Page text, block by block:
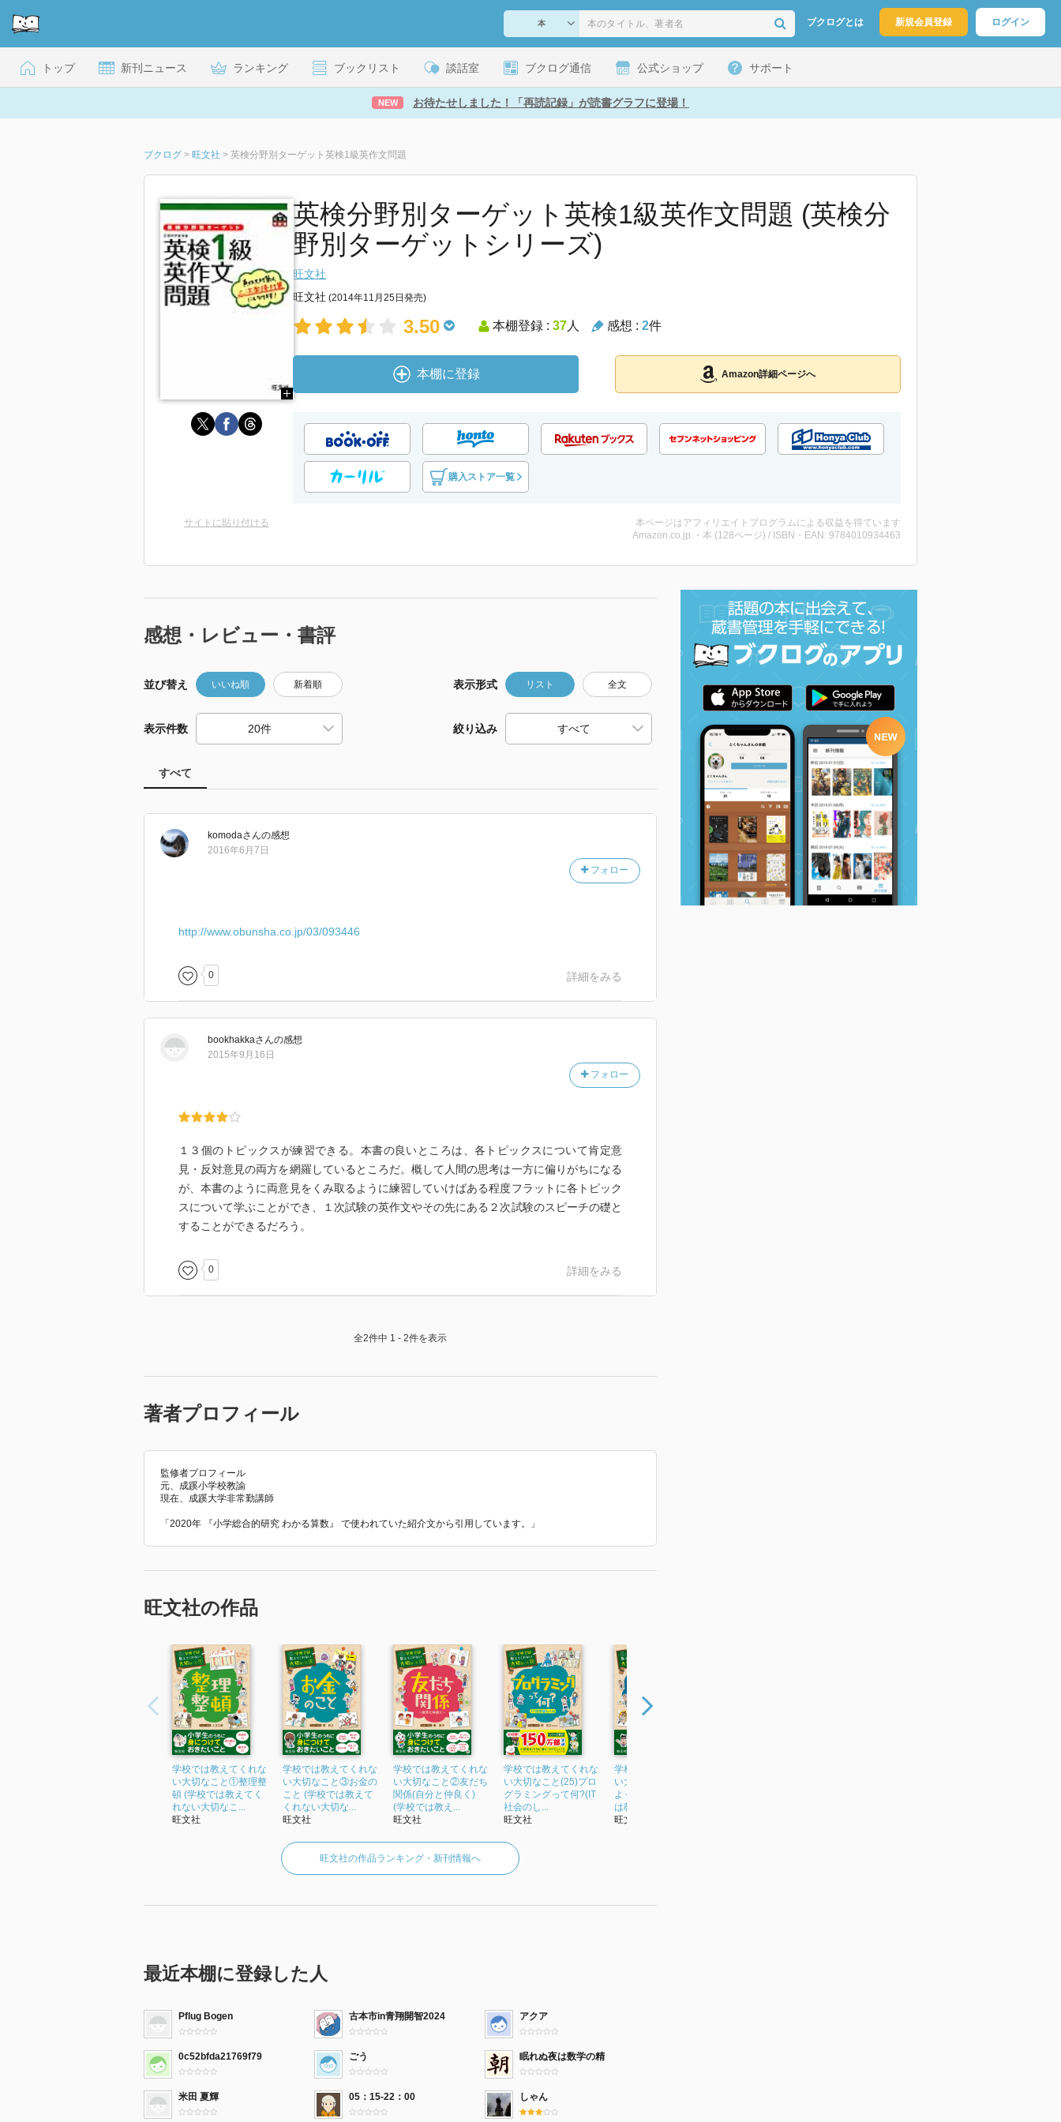
ブクログとは 新規会員登録 ログイン
トップ 新刊ニュース ランキング ブックリスト 談話室 ブクログ通信 公式ショップ サポート
NEW お待たせしました！「再読記録」が読書グラフに登場！
ブクログ > 旺文社 > 英検分野別ターゲット英検1級英作文問題
英検分野別ターゲット英検1級英作文問題 (英検分
野別ターゲットシリーズ)
旺文社
旺文社 (2014年11月25日発売)
3.50 本棚登録 : 37人 感想 : 2件
本棚に登録 Amazon詳細ページへ
購入ストア一覧
サイトに貼り付ける
本ページはアフィリエイトプログラムによる収益を得ています
Amazon.co.jp ・本 (128ページ) / ISBN・EAN: 9784010934463
感想・レビュー・書評
並び替え いいね順 新着順 表示形式 リスト 全文
表示件数 絞り込み
すべて
komodaさんの感想
フォロー
2016年6月7日
http://www.obunsha.co.jp/03/093446
0 詳細をみる
bookhakkaさんの感想
フォロー
2015年9月16日
１３個のトピックスが練習できる。本書の良いところは、各トピックスについて肯定意
見・反対意見の両方を網羅しているところだ。概して人間の思考は一方に偏りがちになる
が、本書のように両意見をくみ取るように練習していけばある程度フラットに各トピック
スについて学ぶことができ、１次試験の英作文やその先にある２次試験のスピーチの礎と
することができるだろう。
0 詳細をみる
全2件中 1 - 2件を表示
著者プロフィール
監修者プロフィール
元、成蹊小学校教諭
現在、成蹊大学非常勤講師
「2020年 『小学総合的研究 わかる算数』 で使われていた紹介文から引用しています。」
旺文社の作品
学校では教えてくれな
い大切なこと①整理整
頓 (学校では教えてく
れない大切なこ...
旺文社
学校では教えてくれな
い大切なこと③お金の
こと (学校では教えて
くれない大切な...
旺文社
学校では教えてくれな
い大切なこと②友だち
関係(自分と仲良く)
(学校では教え...
旺文社
学校では教えてくれな
い大切なこと(25)プロ
グラミングって何?(IT
社会のし...
旺文社
学校では教えてくれな
い大切なこと 5カッコ
よくなりたい (学校で
は教えてくれ...
旺文社
旺文社の作品ランキング・新刊情報へ
最近本棚に登録した人
Pflug Bogen 古本市in青翔開智2024 アクア
0c52bfda21769f79 ごう 眠れぬ夜は数学の精
米田 夏輝 05：15-22：00 しゃん